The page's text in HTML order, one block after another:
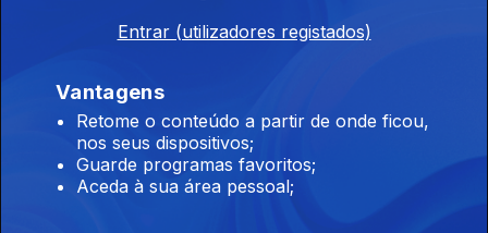
reedita álbum de estreia em vinil colorido
14h: Cinalfama; Pat Metheny; Lídia Jorge
27 jul. 2026
5ª edição de Cinalfama, a partir de hoje, em Lsiboa; Pat
Metheny no Coliseu dos Recreios; Escritora distinguida na
Entrar (utilizadores registados)
Vantagens
Retome o conteúdo a partir de onde ficou,
nos seus dispositivos;
Guarde programas favoritos;
Aceda à sua área pessoal;